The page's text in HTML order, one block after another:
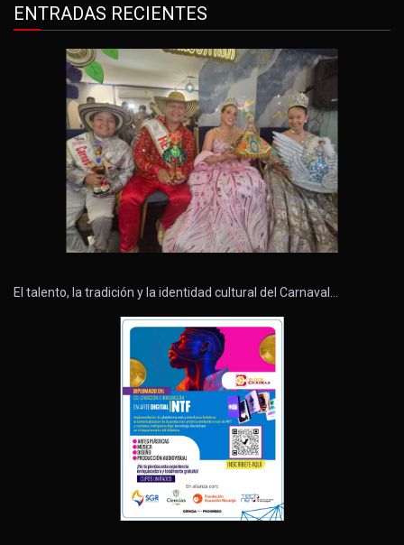
ENTRADAS RECIENTES
El talento, la tradición y la identidad cultural del Carnaval…